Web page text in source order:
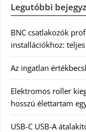
Legutóbbi
BNC csatlakozók
installációkhoz:
Az ingatlan
Elektromos roller
hosszú élettartam
USB-C USB-A